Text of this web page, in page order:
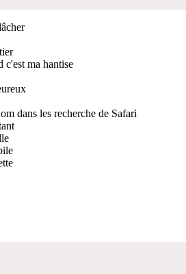
c'est ma hantise
dans les recherche de Safari